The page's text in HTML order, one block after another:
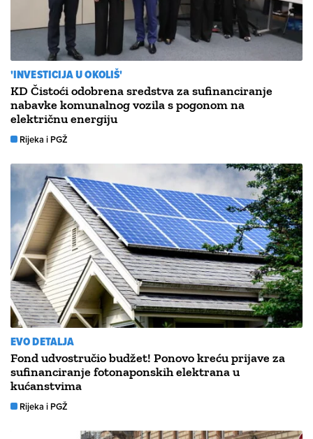
'INVESTICIJA U OKOLIŠ'
KD Čistoći odobrena sredstva za sufinanciranje
nabavke komunalnog vozila s pogonom na
električnu energiju
Rijeka i PGŽ
EVO DETALJA
Fond udvostručio budžet! Ponovo kreću prijave za
sufinanciranje fotonaponskih elektrana u
kućanstvima
Rijeka i PGŽ